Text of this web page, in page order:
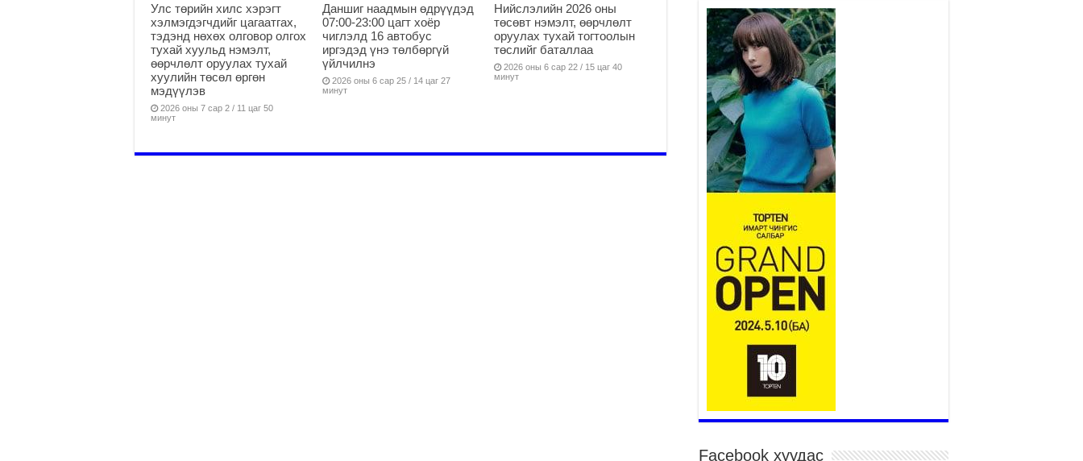
Улс төрийн хилс хэрэгт
хэлмэгдэгчдийг цагаатгах,
тэдэнд нөхөх олговор олгох
тухай хуульд нэмэлт,
өөрчлөлт оруулах тухай
хуулийн төсөл өргөн
мэдүүлэв
2026 оны 7 сар 2 / 11 цаг 50
минут
Даншиг наадмын өдрүүдэд
07:00-23:00 цагт хоёр
чиглэлд 16 автобус
иргэдэд үнэ төлбөргүй
үйлчилнэ
2026 оны 6 сар 25 / 14 цаг 27
минут
Нийслэлийн 2026 оны
төсөвт нэмэлт, өөрчлөлт
оруулах тухай тогтоолын
төслийг баталлаа
2026 оны 6 сар 22 / 15 цаг 40
минут
Хянан шалгах түр хорооны
нотлох баримттай нээлттэй
танилцах боломжтой боллоо.
2026 оны 7 сар 23 / 15 цаг 58 минут
Дүүжин замын тээвэр энэ оны
12 дугаар сард ашиглалтад
бүрэн орно
2026 оны 7 сар 23 / 10 цаг 21 минут
Агаарын бохирдлыг бууруулах
бодлогын хүрээнд Баянгол,
Чингэлтэй дүүргийн 5000
шилжүүлэв
2026 оны 7 сар 22 / 17 цаг 14 минут
Нийгмийн сүлжээнд хүүхдийн оролцоог
зохицуулах тухай хуулийн төслийг өргөн
мэдүүллээ
2026 оны 7 сар 22 / 17 цаг 09 минут
парламент” танхимд ажиллаж, иргэдийн саналыг
2026 оны 7 сар 22 / 17 цаг 04 минут
Нийслэлийн өвөлжилтийн бэлтгэл ажил 50
орчим хувийн гүйцэтгэлтэй байна
Facebook хуудас